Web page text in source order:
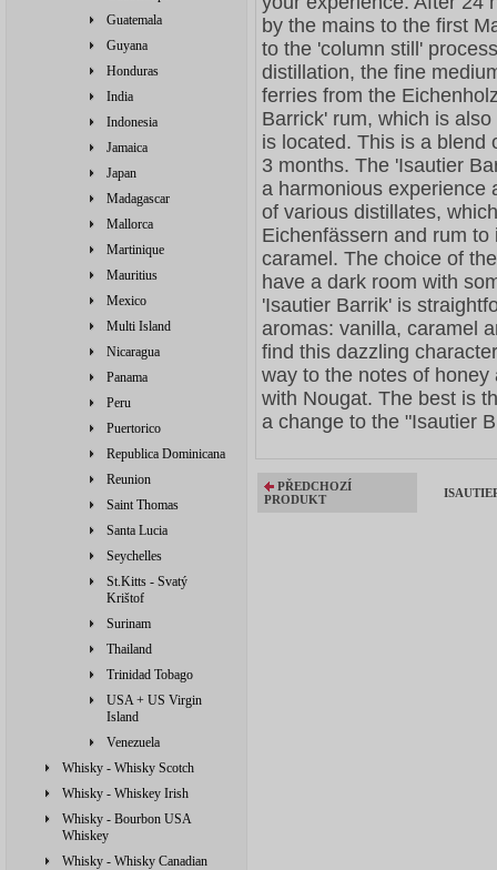
Guatemala
Guyana
Honduras
India
Indonesia
Jamaica
Japan
Madagascar
Mallorca
Martinique
Mauritius
Mexico
Multi Island
Nicaragua
Panama
Peru
Puertorico
Republica Dominicana
Reunion
Saint Thomas
Santa Lucia
Seychelles
St.Kitts - Svatý
Krištof
Surinam
Thailand
Trinidad Tobago
USA + US Virgin
Island
Venezuela
Whisky - Whisky Scotch
Whisky - Whiskey Irish
Whisky - Bourbon USA
Whiskey
Whisky - Whisky Canadian
by the mains to the first
to the 'column still'
distillation, the fine
ferries from the
Barrick' rum, which is
is located. This is a blend
3 months. The 'Isautier
a harmonious experience
of various distillates,
Eichenfässern and rum
caramel. The choice of
have a dark room with
'Isautier Barrik' is
aromas: vanilla, caramel
find this dazzling
way to the notes of
with Nougat. The best is
a change to the "Isautier
PŘEDCHOZÍ
PRODUKT